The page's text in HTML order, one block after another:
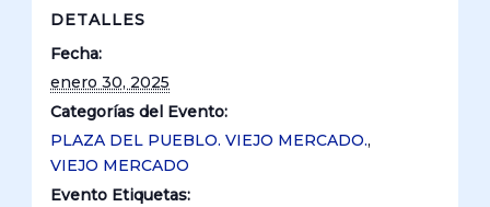
DETALLES
Fecha:
enero 30, 2025
Categorías del Evento:
PLAZA DEL PUEBLO. VIEJO MERCADO.,
VIEJO MERCADO
Evento Etiquetas: